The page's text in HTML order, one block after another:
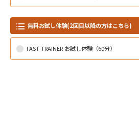
無料お試し体験(2回目以降の方はこちら)
FAST TRAINER お試し体験（60分）